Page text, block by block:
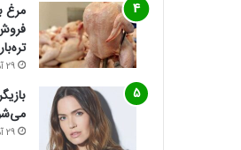
مرغ
29 آذر 1401
29 آذر 1401